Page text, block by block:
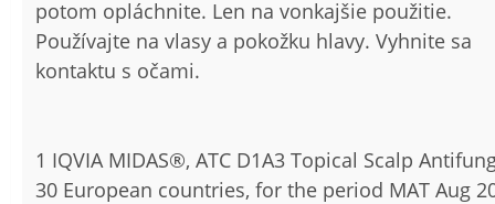
potom opláchnite. Len na vonkajšie použitie.
Používajte na vlasy a pokožku hlavy. Vyhnite sa
kontaktu s očami.
1 IQVIA MIDAS®, ATC D1A3 Topical Scalp
30 European countries, for the period MAT Aug